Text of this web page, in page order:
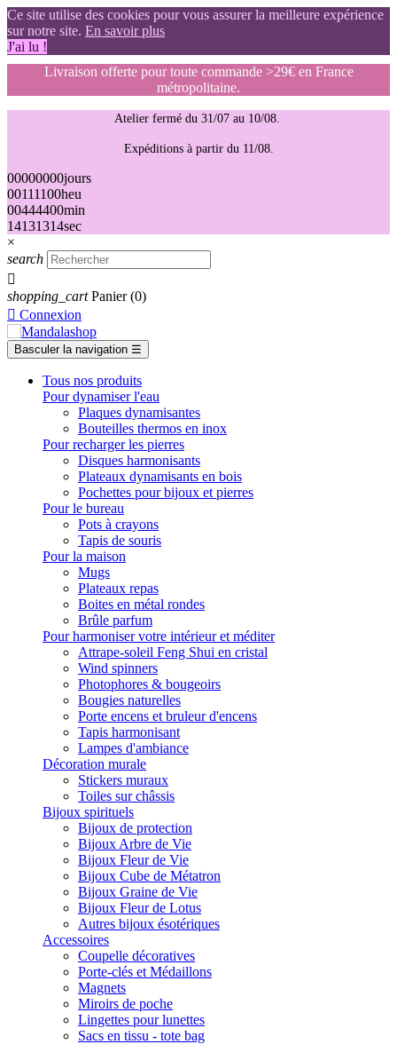
Ce site utilise des cookies pour vous assurer la meilleure expérience
sur notre site. En savoir plus
J'ai lu !
Livraison offerte pour toute commande >29€ en France
métropolitaine.
Atelier fermé du 31/07 au 10/08.
Expéditions à partir du 11/08.
00000000jours
00111100heu
00444400min
13121213sec
×
search

shopping_cart Panier (0)
 Connexion
Basculer la navigation ☰
Tous nos produits
Pour dynamiser l'eau
Plaques dynamisantes
Bouteilles thermos en inox
Pour recharger les pierres
Disques harmonisants
Plateaux dynamisants en bois
Pochettes pour bijoux et pierres
Pour le bureau
Pots à crayons
Tapis de souris
Pour la maison
Mugs
Plateaux repas
Boites en métal rondes
Brûle parfum
Pour harmoniser votre intérieur et méditer
Attrape-soleil Feng Shui en cristal
Wind spinners
Photophores & bougeoirs
Bougies naturelles
Porte encens et bruleur d'encens
Tapis harmonisant
Lampes d'ambiance
Décoration murale
Stickers muraux
Toiles sur châssis
Bijoux spirituels
Bijoux de protection
Bijoux Arbre de Vie
Bijoux Fleur de Vie
Bijoux Cube de Métatron
Bijoux Graine de Vie
Bijoux Fleur de Lotus
Autres bijoux ésotériques
Accessoires
Coupelle décoratives
Porte-clés et Médaillons
Magnets
Miroirs de poche
Lingettes pour lunettes
Sacs en tissu - tote bag